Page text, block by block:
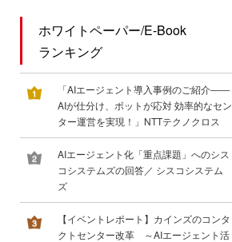
ホワイトペーパー/E-Book
ランキング
「AIエージェント導入事例のご紹介――
AIが仕分け、ボットが応対 効率的なセン
ター運営を実現！」NTTテクノクロス
AIエージェント化「重点課題」へのシス
コシステムズの回答／ シスコシステム
ズ
【イベントレポート】カインズのコンタ
クトセンター改革 ～AIエージェント活